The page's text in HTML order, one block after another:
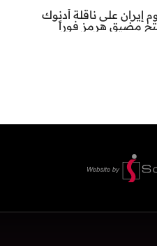
إيران على ناقلة أدنوك
مضيق هرمز فوراً